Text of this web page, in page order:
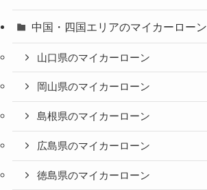
中国・四国エリアのマイカーローン
山口県のマイカーローン
岡山県のマイカーローン
島根県のマイカーローン
広島県のマイカーローン
徳島県のマイカーローン